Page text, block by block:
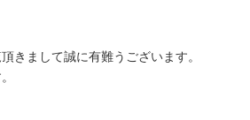
きまして誠に有難うございます。